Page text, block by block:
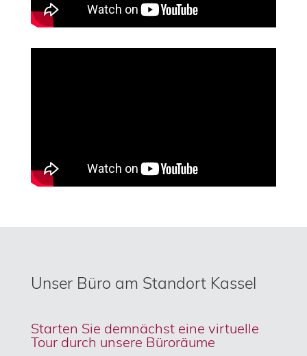
Unser Büro am Standort Kassel
Starten Sie demnächst eine virtuelle
Tour durch unsere Büroräume